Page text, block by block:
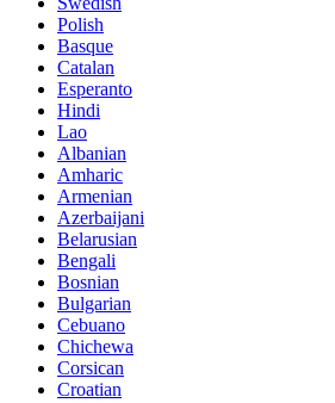
Polish
Basque
Catalan
Esperanto
Hindi
Lao
Albanian
Amharic
Armenian
Azerbaijani
Belarusian
Bengali
Bosnian
Bulgarian
Cebuano
Chichewa
Corsican
Croatian